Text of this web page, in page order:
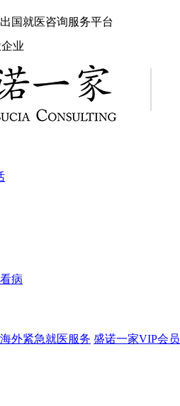
国就医咨询服务平台
业
病
海外紧急就医服务 盛诺一家VIP会员